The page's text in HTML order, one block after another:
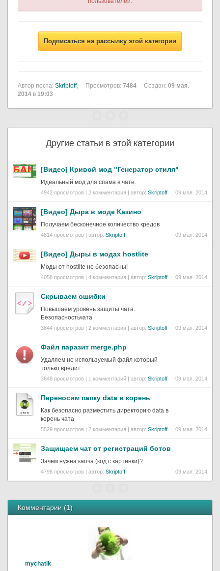
Подписаться на рассылку этой категории
Автор поста: Skriptoff, Просмотров: 7484 Создан: 09 мая.
2014 в 19:03
Другие статьи в этой категории
[Видео] Кривой мод "Генератор стиля"
Идеальный мод для спама в чате.
4942 просмотров | 2 комментария | автор: Skriptoff 09 мая. 2014
[Видео] Дыра в моде Казино
Получаем бесконечное количество кредов
4814 просмотров | автор: Skriptoff 09 мая. 2014
[Видео] Дыры в модах hostlite
Моды от hostlite не безопасны!
4058 просмотров | 4 комментария | автор: Skriptoff 09 мая. 2014
Скрываем ошибки
Повышаем уровень защиты чата.
Безопасностьчата
3844 просмотров | 2 комментария | автор: Skriptoff 09 мая. 2014
Файл паразит merge.php
Удаляем не используемый файл который
только вредит
3648 просмотров | 1 комментарий | автор: Skriptoff 09 мая. 2014
Переносим папку data в корень
Как безопасно разместить директорию data в
корень чата
5529 просмотров | 2 комментария | автор: Skriptoff 09 мая. 2014
Защищаем чат от регистраций ботов
Зачем нужна капча (код с картинки)?
4798 просмотров | автор: Skriptoff 09 мая. 2014
Комментарии (1)
mychatik